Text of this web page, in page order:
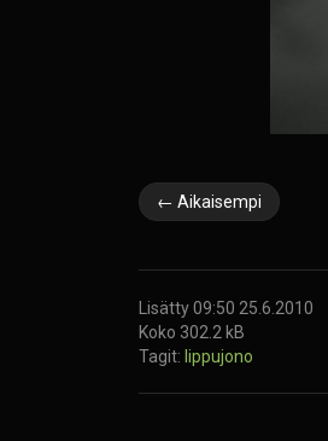
← Aikaisempi
Lisätty 09:50 25.6.2010
Koko 302.2 kB
Tagit: lippujono